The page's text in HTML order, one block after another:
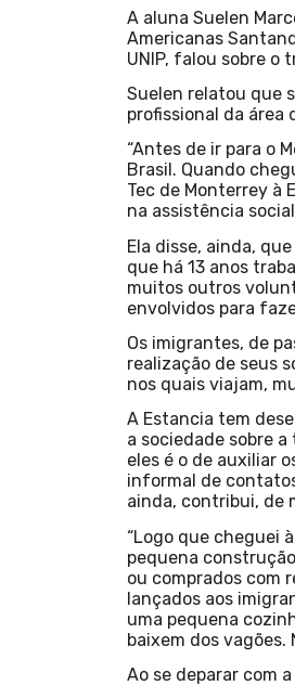
A aluna Suelen
Americanas
UNIP, falou sobre o
Suelen relatou que
profissional da área
“Antes de ir para o
Brasil. Quando
Tec de Monterrey à
na assistência
Ela disse, ainda,
que há 13 anos
muitos outros
envolvidos para
Os imigrantes, de
realização de seus
nos quais viajam,
A Estancia tem
a sociedade sobre
eles é o de auxiliar
informal de
ainda, contribui, de
“Logo que cheguei
pequena
ou comprados com
lançados aos
uma pequena
baixem dos
Ao se deparar com